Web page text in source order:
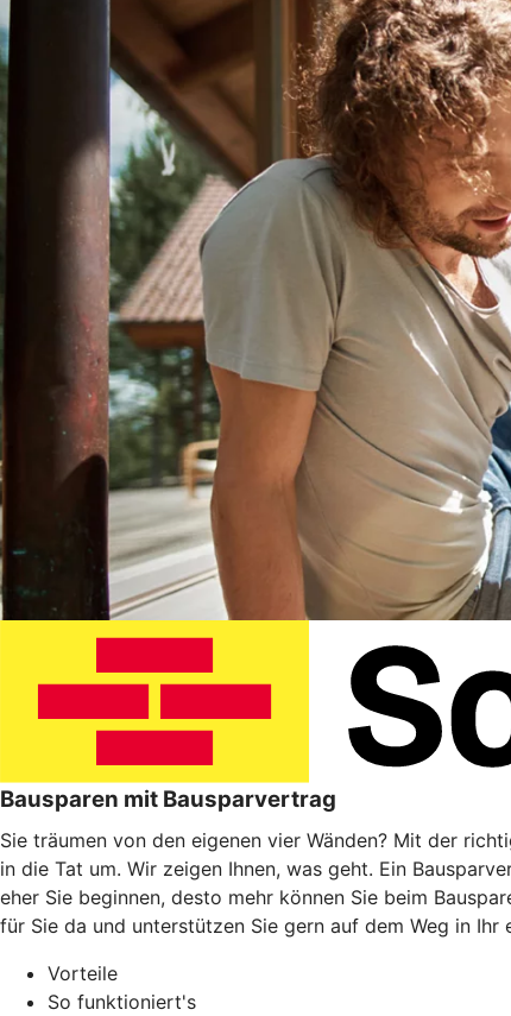
Bausparen mit Bausparvertrag
Sie träumen von den eigenen vier Wänden? Mit der
in die Tat um. Wir zeigen Ihnen, was geht. Ein
eher Sie beginnen, desto mehr können Sie beim
für Sie da und unterstützen Sie gern auf dem Weg in Ihr
Vorteile
So funktioniert's